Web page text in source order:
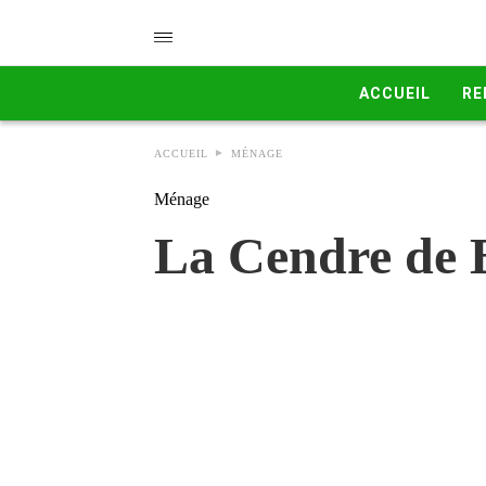
ACCUEIL
ACCUEIL MÉNAGE
Ménage
La Cendre de